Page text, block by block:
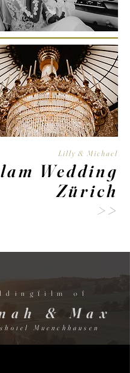
Lilly & Michael
Wedding
Zürich
>>
of
& Max
Muenchhausen